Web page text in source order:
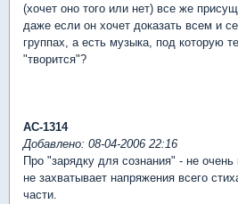
(хочет оно того или нет) все же
даже если он хочет доказать всем и
группах, а есть музыка, под которую
"творится"?
АС-1314
Добавлено: 08-04-2006 22:16
Про "зарядку для сознания" - не очень
не захватывает напряжения всего
части.